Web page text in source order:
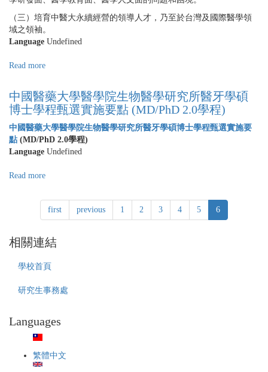
醫
院
學
研
究
所
醫
牙
士
學
「預
備
究
生」
(MD/PhD)
選
公
（三）培育中醫大永續經營的領導人才，乃至於台灣及國際醫學領
域之領袖。
Language Undefined
Read more
中
國
醫
藥
大
學
醫
學
MD/PhD
3.0
生
公
★★
中國醫藥大學醫學院生物醫學研究所醫牙學碩
博士學程甄選實施要點 (MD/PhD 2.0學程)
中國醫藥大學醫學院生物醫學研究所醫牙學碩博士學程甄選實施要
點 (MD/PhD 2.0學程)
Language Undefined
Read more
國
醫
藥
大
學
學
生
醫
學
究
first previous 1 2 3 4 5 6
相關連結
學校首頁
研究生事務處
Languages
繁體中文